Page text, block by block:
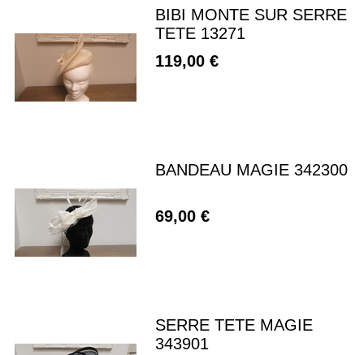
BIBI MONTE SUR SERRE
TETE 13271
119,00 €
BANDEAU MAGIE 342300
69,00 €
SERRE TETE MAGIE
343901